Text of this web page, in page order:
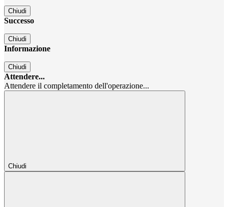
Chiudi
Successo
Chiudi
Informazione
Chiudi
Attendere...
Attendere il completamento dell'operazione...
Chiudi